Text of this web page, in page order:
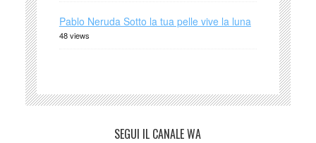
Pablo Neruda Sotto la tua pelle vive la luna
48 views
SEGUI IL CANALE WA